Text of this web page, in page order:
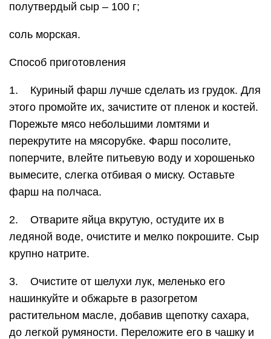
полутвердый сыр – 100 г;
соль морская.
Способ приготовления
1. Куриный фарш лучше сделать из грудок. Для
этого промойте их, зачистите от пленок и костей.
Порежьте мясо небольшими ломтями и
перекрутите на мясорубке. Фарш посолите,
поперчите, влейте питьевую воду и хорошенько
вымесите, слегка отбивая о миску. Оставьте
фарш на полчаса.
2. Отварите яйца вкрутую, остудите их в
ледяной воде, очистите и мелко покрошите. Сыр
крупно натрите.
3. Очистите от шелухи лук, меленько его
нашинкуйте и обжарьте в разогретом
растительном масле, добавив щепотку сахара,
до легкой румяности. Переложите его в чашку и